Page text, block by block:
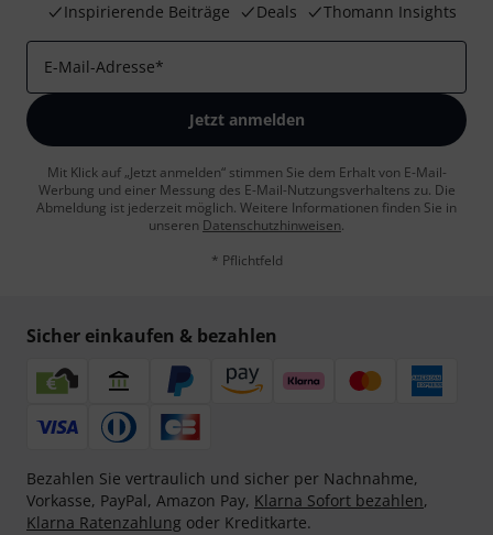
Inspirierende Beiträge
Deals Thomann Insights
E-Mail-Adresse*
Jetzt anmelden
Mit Klick auf „Jetzt anmelden“ stimmen Sie dem Erhalt von E-Mail-
Werbung und einer Messung des E-Mail-Nutzungsverhaltens zu. Die
Abmeldung ist jederzeit möglich. Weitere Informationen finden Sie in
unseren Datenschutzhinweisen.
* Pflichtfeld
Sicher einkaufen & bezahlen
Bezahlen Sie vertraulich und sicher per Nachnahme,
Vorkasse, PayPal, Amazon Pay, Klarna Sofort bezahlen,
Klarna Ratenzahlung oder Kreditkarte.